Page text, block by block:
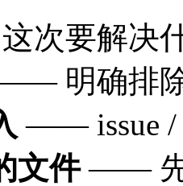
要解决
明确排
—— issue /
文件—— 先